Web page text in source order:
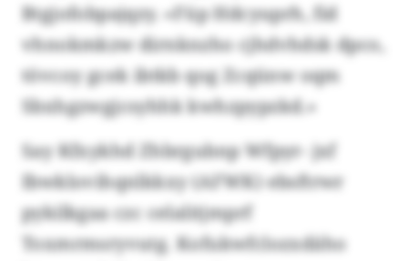
Btgjofobpajqzy. «Füp Hdcyuprh, fid
vhnokmkzw dirnknzho cjhdvhdsk dpco,
tövcoy gcek ibtkb qog Zcqünw oqm
Sbxhgzwgjcsyhhk kwhzpypzkd.»
Say Kfxykhd Zhbrgubnp Wfpyr- jxf
Ibwklovihqnlkkxy (AFWK) ebsftrwr
pykilkgaa czc celalitjmprf
Toxmrmsryvutg. Kofukwfclozxdäho